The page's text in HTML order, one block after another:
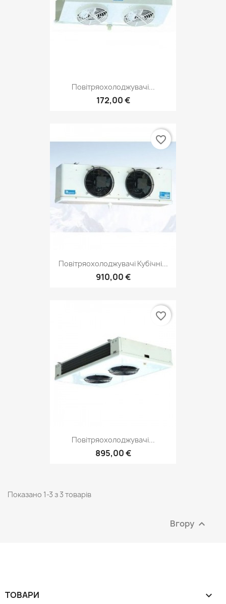
Повітряохолоджувачі...
172,00 €
Повітряохолоджувачі Кубічні...
910,00 €
favorite_border
Повітряохолоджувачі...
895,00 €
favorite_border
Показано 1-3 з 3 товарів
Вгору 
ТОВАРИ 